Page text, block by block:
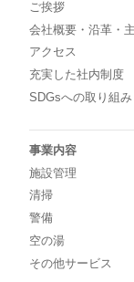
ご挨拶
会社概要・沿革・
アクセス
充実した社内制度
SDGsへの取り組み
事業内容
施設管理
清掃
警備
空の湯
その他サービス